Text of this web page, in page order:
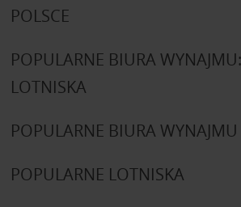
POLSCE
POPULARNE BIURA
LOTNISKA
POPULARNE BIURA WYNAJMU
POPULARNE LOTNISKA